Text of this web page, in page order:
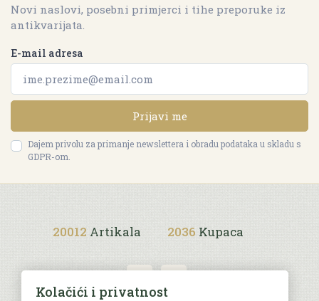
Novi naslovi, posebni primjerci i tihe preporuke iz
antikvarijata.
E-mail adresa
Prijavi me
Dajem privolu za primanje newslettera i obradu podataka u skladu s
GDPR-om.
20012 Artikala 2036 Kupaca
Kolačići i privatnost